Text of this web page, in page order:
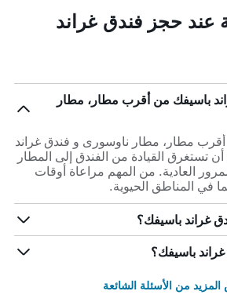
عند حجز فندق غراند
باسيفك من أقرب مطار، مطار
بين أقرب مطار، مطار ناوسورى و فندق غراند
تستغرق القيادة من الفندق إلى المطار
المرور العادية. من المهم مراعاة أوقات
في المناطق الحيوية.
غراند باسيفك؟
باسيفك؟
من الأسئلة الشائعة